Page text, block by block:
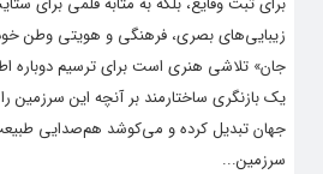
زیبایی‌های بصری، فرهنگی و هویتی وطن خود
جان» تلاشی هنری است برای ترسیم دوباره
یک بازنگری ساختارمند بر آنچه این سرزمین
جهان تبدیل کرده و می‌کوشد هم‌صدایی طبیعت
سرزمین...